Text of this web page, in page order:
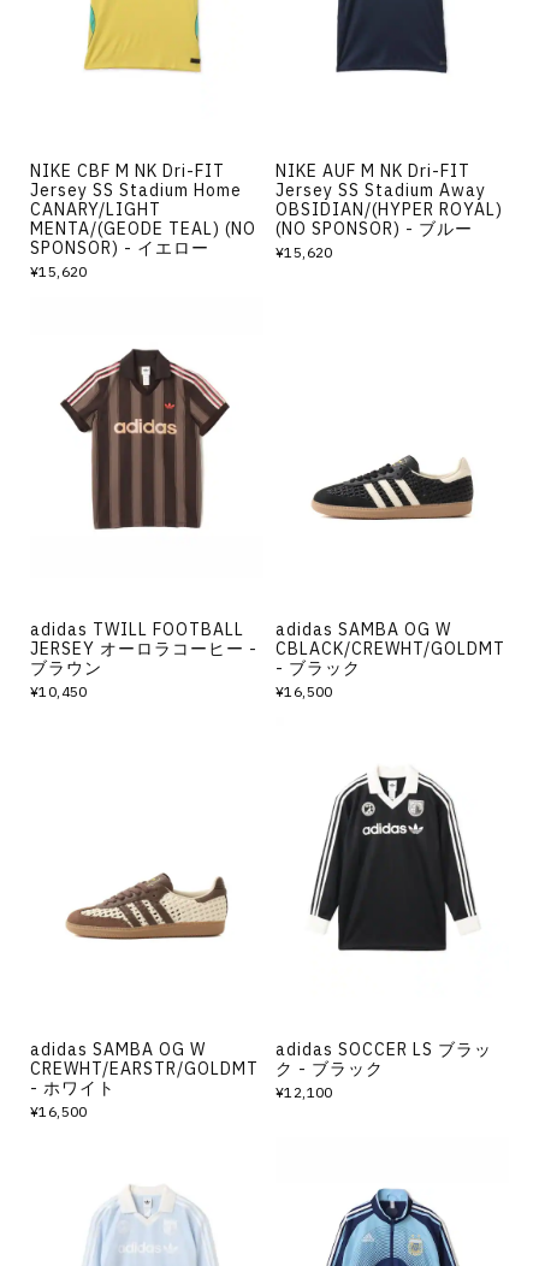
NIKE CBF M NK Dri-FIT
Jersey SS Stadium Home
CANARY/LIGHT
MENTA/(GEODE TEAL) (NO
SPONSOR) - イエロー
¥15,620
NIKE AUF M NK Dri-FIT
Jersey SS Stadium Away
OBSIDIAN/(HYPER ROYAL)
(NO SPONSOR) - ブルー
¥15,620
adidas TWILL FOOTBALL
JERSEY オーロラコーヒー -
ブラウン
¥10,450
adidas SAMBA OG W
CBLACK/CREWHT/GOLDMT
- ブラック
¥16,500
adidas SAMBA OG W
CREWHT/EARSTR/GOLDMT
- ホワイト
¥16,500
adidas SOCCER LS ブラッ
ク - ブラック
¥12,100